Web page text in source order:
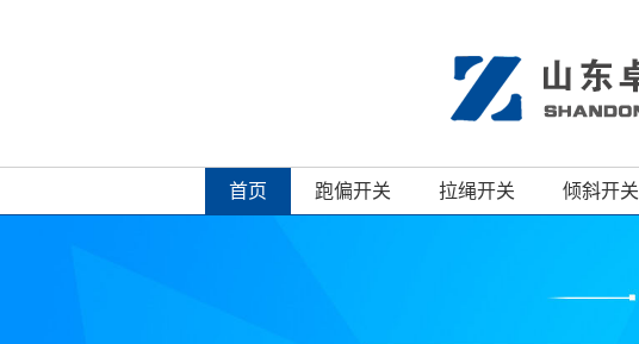
首页 跑偏开关 拉绳开关 倾斜开关